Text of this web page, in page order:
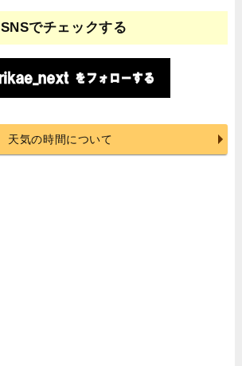
SNSでチェックする
天気の時間について